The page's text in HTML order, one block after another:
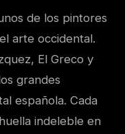
de los pintores
arte occidental.
El Greco y
grandes
española. Cada
indeleble en